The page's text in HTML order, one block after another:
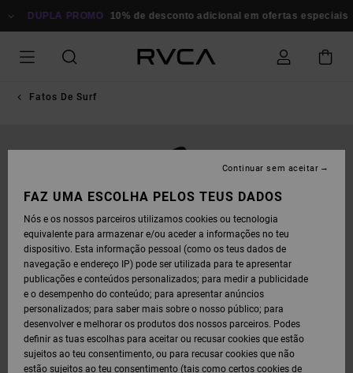
PARA DUPLA PROMO 10% de desconto adicional em ofertas especiais
Fatos De Surf
FAZ UMA ESCOLHA PELOS TEUS DADOS
Nós e os nossos parceiros utilizamos cookies ou tecnologia
equivalente para armazenar e/ou aceder a informações no teu
dispositivo. Esta informação pessoal (como os teus dados de
navegação e endereço IP) pode ser utilizada para te apresentar
publicações e conteúdos personalizados; para medir a publicidade
e o desempenho do conteúdo; para apresentar anúncios
personalizados; para saber mais sobre o nosso público; para
desenvolver e melhorar os produtos dos nossos parceiros. Podes
definir as tuas escolhas para aceitar ou recusar cookies que estão
sujeitos ao teu consentimento, ou para recusar cookies que não
estão sujeitos ao teu consentimento (tais como certos cookies de
Continuar sem aceitar